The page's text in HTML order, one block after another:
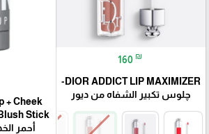
160 ₪
DIOR ADDICT LIP MAXIMIZER-
چلوس تكبير الشفاه من ديور
+ Cheek
أحمر